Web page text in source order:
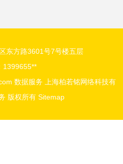
东方路3601号7号楼五层
1399655**
数据服务
上海柏若铭网络科技有
版权所有 Sitemap